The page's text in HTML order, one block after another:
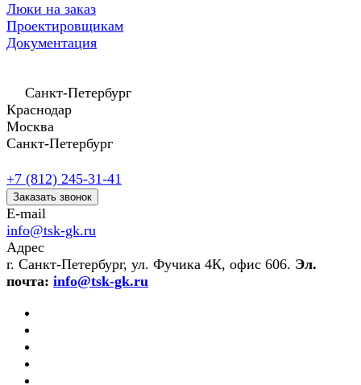
Люки на заказ
Проектировщикам
Документация
Санкт-Петербург
Краснодар
Москва
Санкт-Петербург
+7 (812) 245-31-41
Заказать звонок
E-mail
info@tsk-gk.ru
Адрес
г. Санкт-Петербург, ул. Фучика 4К, офис 606. Эл.
почта: info@tsk-gk.ru